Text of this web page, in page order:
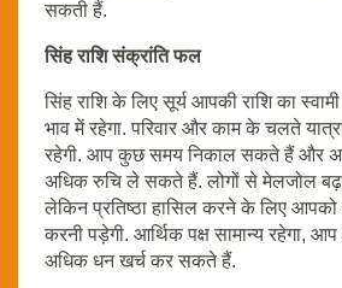
सकती हैं.
सिंह राशि संक्रांति फल
सिंह राशि के लिए सूर्य आपकी राशि का
भाव में रहेगा. परिवार और काम के चलते
रहेगी. आप कुछ समय निकाल सकते हैं और
अधिक रुचि ले सकते हैं. लोगों से मेलजोल
लेकिन प्रतिष्ठा हासिल करने के लिए आपको
करनी पड़ेगी. आर्थिक पक्ष सामान्य रहेगा,
अधिक धन खर्च कर सकते हैं.